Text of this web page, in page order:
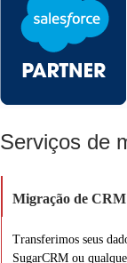
Serviços de
Migração de CRM
Transferimos seus
SugarCRM ou